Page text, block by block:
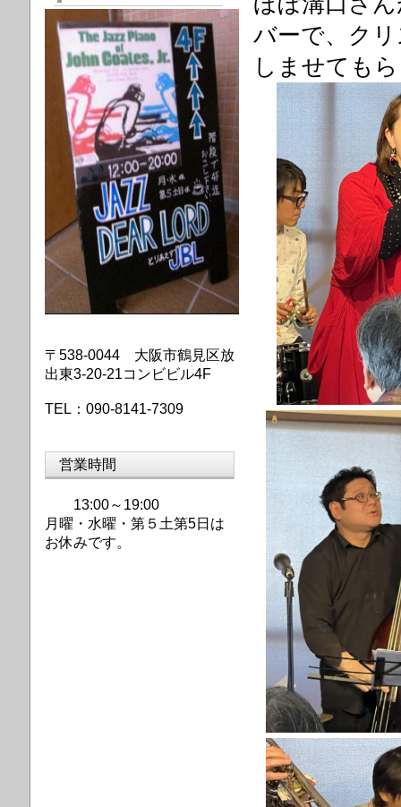
バーで、ク
しませても
〒538-0044 大阪市鶴見区放
出東3-20-21コンビビル4F
TEL：090-8141-7309
営業時間
13:00～19:00
月曜・水曜・第 ５土第5日は
お休みです。